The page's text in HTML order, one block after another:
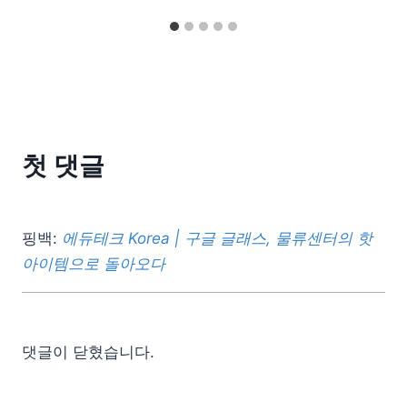
첫 댓글
핑백: 에듀테크 Korea | 구글 글래스, 물류센터의 핫
아이템으로 돌아오다
댓글이 닫혔습니다.